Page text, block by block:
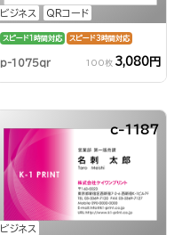
ビジネス QRコード
スピード1時間対応 スピード3時間対応
p-1075qr 100枚 3,080円
ビジネス
c-1187